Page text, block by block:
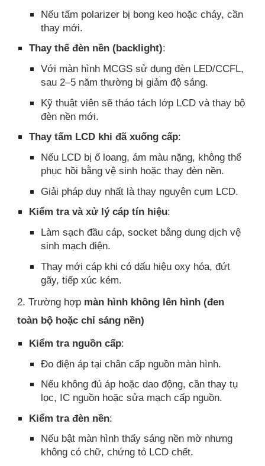
Nếu tấm polarizer bị bong keo hoặc cháy, cần
thay mới.
Thay thế đèn nền (backlight):
Với màn hình MCGS sử dụng đèn LED/CCFL,
sau 2–5 năm thường bị giảm độ sáng.
Kỹ thuật viên sẽ tháo tách lớp LCD và thay bộ
đèn nền mới.
Thay tấm LCD khi đã xuống cấp:
Nếu LCD bị ố loang, ám màu nặng, không thể
phục hồi bằng vệ sinh hoặc thay đèn nền.
Giải pháp duy nhất là thay nguyên cụm LCD.
Kiểm tra và xử lý cáp tín hiệu:
Làm sạch đầu cáp, socket bằng dung dịch vệ
sinh mạch điện.
Thay mới cáp khi có dấu hiệu oxy hóa, đứt
gãy, tiếp xúc kém.
2. Trường hợp màn hình không lên hình (đen
toàn bộ hoặc chỉ sáng nền)
Kiểm tra nguồn cấp:
Đo điện áp tại chân cấp nguồn màn hình.
Nếu không đủ áp hoặc dao động, cần thay tụ
lọc, IC nguồn hoặc sửa mạch cấp nguồn.
Kiểm tra đèn nền:
Nếu bật màn hình thấy sáng nền mờ nhưng
không có chữ, chứng tỏ LCD chết.